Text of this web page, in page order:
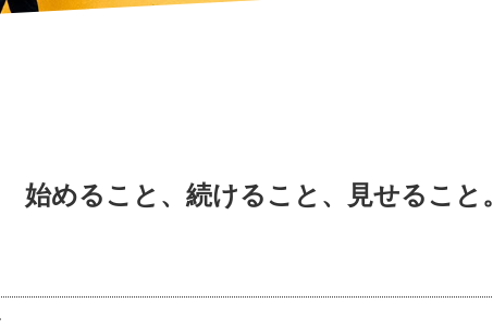
始めること、続けること、見せること。